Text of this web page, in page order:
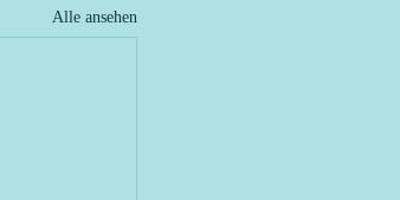
Alle ansehen